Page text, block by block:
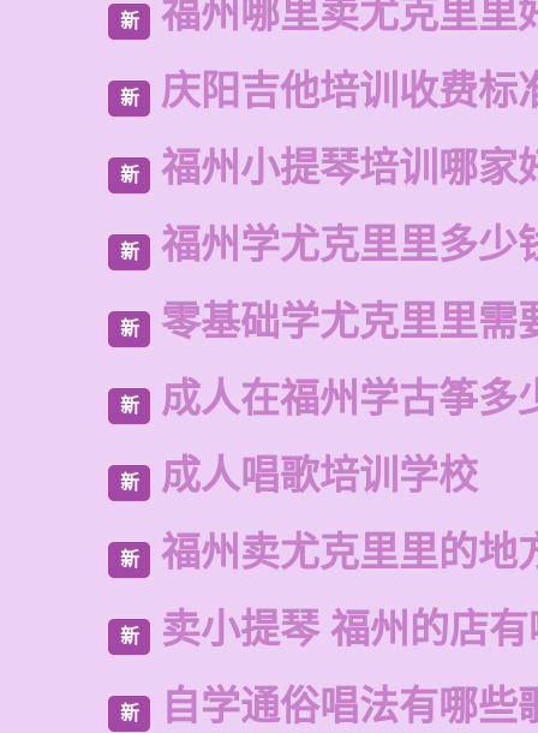
新 福州哪里卖尤克里里
新 庆阳吉他培训收费标
新 福州小提琴培训哪家
新 福州学尤克里里多少
新 零基础学尤克里里需
新 成人在福州学古筝多
新 成人唱歌培训学校
新 福州卖尤克里里的地
新 卖小提琴 福州的店
新 自学通俗唱法有哪些